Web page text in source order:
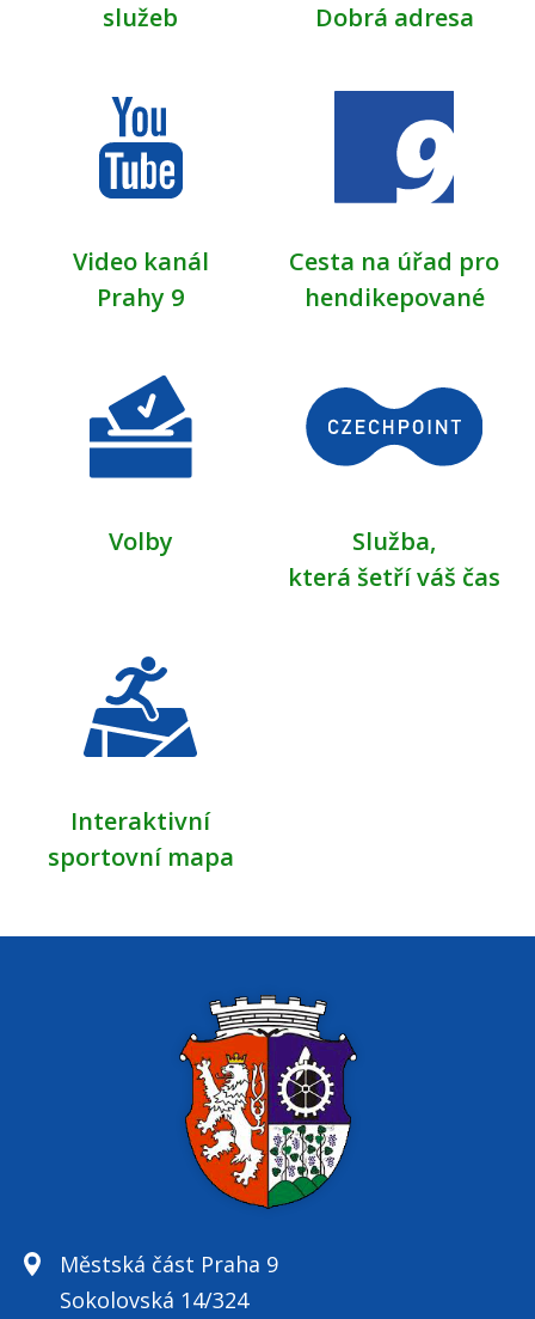
služeb
Dobrá adresa
Video kanál
Prahy 9
Cesta na úřad pro
hendikepované
Volby
Služba,
která šetří váš čas
Interaktivní
sportovní mapa
Městská část Praha 9
Sokolovská 14/324